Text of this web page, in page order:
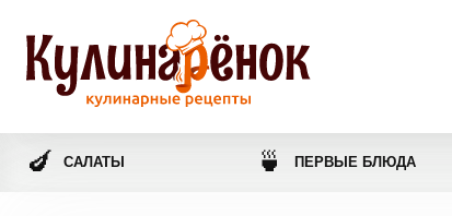
🍆 САЛАТЫ 🍵 ПЕРВЫЕ БЛЮДА